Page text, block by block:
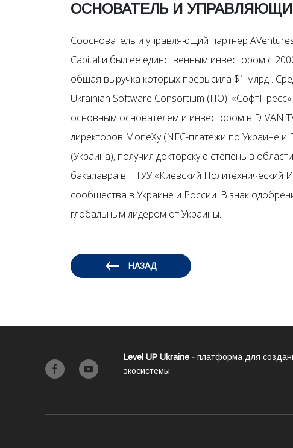
ОСНОВАТЕЛЬ И УПРАВЛЯЮЩИЙ
Cооснователь и управляющий партнер
Capital и был ее единственным инвестором с
общая выручка которых превысила $1 млрд .
Ukrainian Software Consortium (ПО), «СофтПресс»
основным основателем и инвестором в
директоров MoneXy (NFC-платежи по Украине
(Украина), получил докторскую степень в
бакалавра в НТУУ «Киевский Политехнический
сообщества в Украине и России. В знак
глобальным лидером от Украины.
НАЗАД
Level UP Ukraine - платформа для
экосистемы